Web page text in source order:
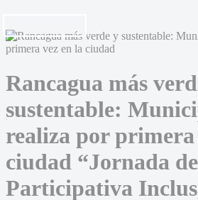
Rancagua más
sustentable:
realiza por primera
ciudad “Jornada
Participativa